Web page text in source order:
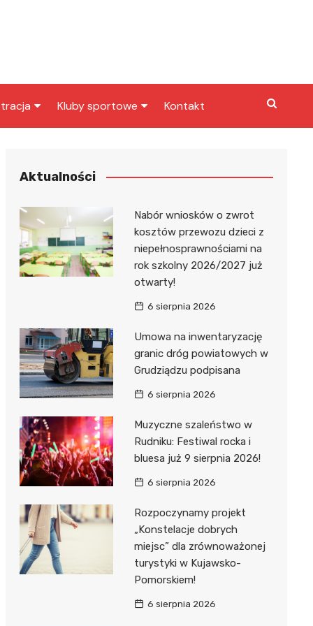
Kluby sportowe
Klub piłkarski
Kontakt
Aktualności
Nabór wniosków o zwrot
kosztów przewozu dzieci z
niepełnosprawnościami na
rok szkolny 2026/2027 już
otwarty!
6 sierpnia 2026
Umowa na inwentaryzację
granic dróg powiatowych w
Grudziądzu podpisana
6 sierpnia 2026
Muzyczne szaleństwo w
Rudniku: Festiwal rocka i
bluesa już 9 sierpnia 2026!
6 sierpnia 2026
Rozpoczynamy projekt
„Konstelacje dobrych
miejsc” dla zrównoważonej
turystyki w Kujawsko-
Pomorskiem!
6 sierpnia 2026